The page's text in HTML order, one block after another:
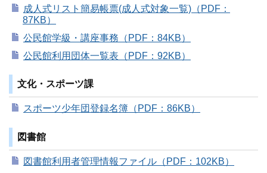
成人式リスト簡易帳票(成人式対象一覧)（PDF：
87KB）
公民館学級・講座事務（PDF：84KB）
公民館利用団体一覧表（PDF：92KB）
文化・スポーツ課
スポーツ少年団登録名簿（PDF：86KB）
図書館
図書館利用者管理情報ファイル（PDF：102KB）